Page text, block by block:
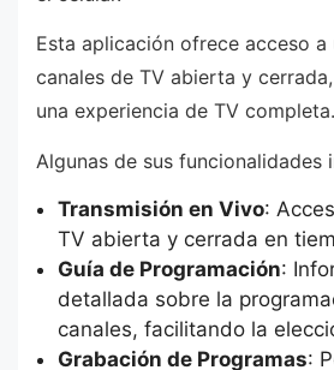
Esta aplicación ofrece acceso a
canales de TV abierta y
una experiencia de TV completa.
Algunas de sus funcionalidades
Transmisión en Vivo:
TV abierta y cerrada en
Guía de Programación:
detallada sobre la
canales, facilitando la
Grabación de Programas: